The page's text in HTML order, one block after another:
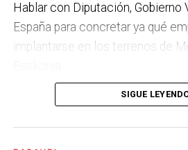
¿Una figura histórica a las que
Mandela por su lucha por su
Aitor Esteban. Me parece una
Hablar con Diputación, Gobierno
España para concretar ya qué
implantarse en los terrenos de
Más
SIGUE